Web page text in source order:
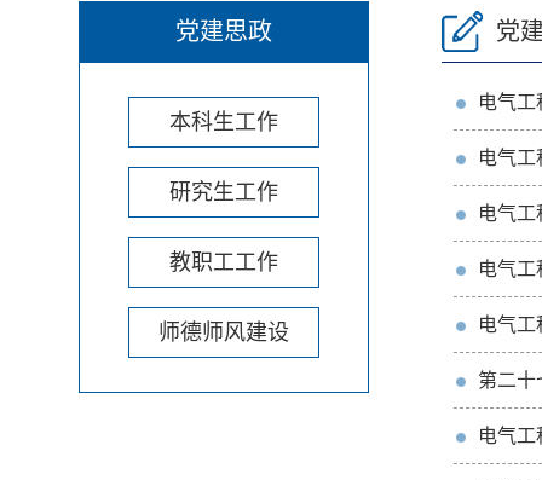
党建思政
本科生工作
研究生工作
教职工工作
师德师风建设
党
电气工
电气工
电气工
电气工
电气工
第二十
电气工